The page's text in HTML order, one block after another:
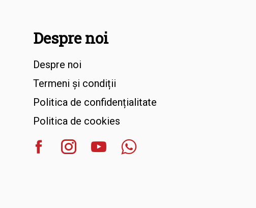
Despre noi
Despre noi
Termeni și condiții
Politica de confidențialitate
Politica de cookies